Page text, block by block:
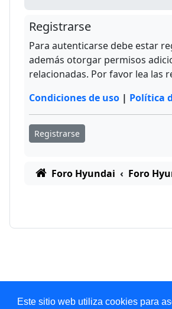
Este sitio web utiliza cookies para
Registrarse
Para autenticarse debe estar
además otorgar permisos
relacionadas. Por favor lea las
Condiciones de uso | Política
Registrarse
Foro Hyundai Foro